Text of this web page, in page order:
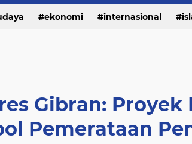
ekonomi internasional
Gibran: Proyek
Pemerataan